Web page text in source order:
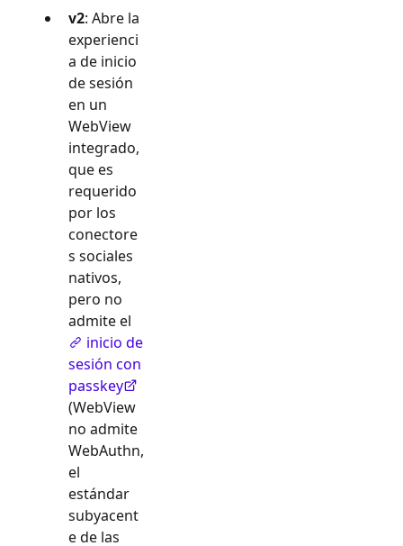
v2: Abre la
experienci
a de inicio
de sesión
en un
WebView
integrado,
que es
requerido
por los
conectore
s sociales
nativos,
pero no
admite el
inicio de
sesión con
passkey
(WebView
no admite
WebAuthn,
el
estándar
subyacent
e de las